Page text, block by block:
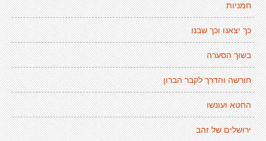
חמניות
כך יצאנו וכך שבנו
בשוך הסערה
חורשה והדרך לקבר הברון
החטא ועונשו
ירושלים של זהב